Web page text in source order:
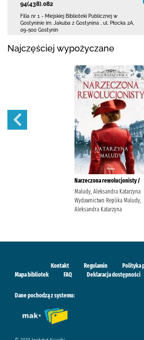
94(438).082
Filia nr 1 - Miejskiej Biblioteki Publicznej w
Gostyninie im. Jakuba z Gostynina
ul. Płocka 2A
09-500 Gostynin
Najczęściej wypożyczane
Narzeczona rewolucjonisty /
Maludy, Aleksandra Katarzyna
Wydawnictwo Replika Maludy,
Aleksandra Katarzyna
Kontakt Regulamin
Polityka
Mapa bibliotek
FAQ Deklaracja dostępności
Dane pochodzą z systemu: